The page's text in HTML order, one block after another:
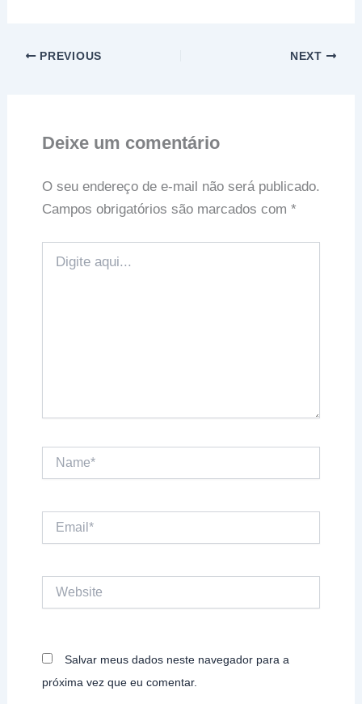
PREVIOUS NEXT
Deixe um comentário
O seu endereço de e-mail não será publicado.
Campos obrigatórios são marcados com *
aqui...
Name*
Salvar meus dados neste navegador para a
próxima vez que eu comentar.